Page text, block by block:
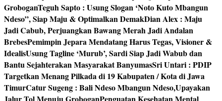
GroboganTeguh Sapto : Usung Slogan ‘Noto Kuto Mbangun
Ndeso”, Siap Maju & Optimalkan DemakDian Alex : Maju
Jadi Cabub, Perjuangkan Bawang Merah Jadi Andalan
BrebesPemimpin Jepara Mendatang Harus Tegas, Visioner &
IdealisUsung Tagline ‘Murub’, Sardi Siap Jadi Wabub dan
Bantu Sejahterakan Masyarakat BanyumasSri Untari : PDIP
Targetkan Menang Pilkada di 19 Kabupaten / Kota di Jawa
TimurCatur Sugeng : Bali Ndeso Mbangun Ndeso,Upayakan